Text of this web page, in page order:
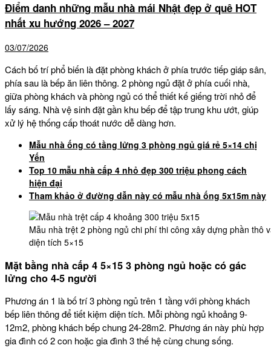
Điểm danh những mẫu nhà mái Nhật đẹp ở quê HOT
nhất xu hướng 2026 – 2027
03/07/2026
Cách bố trí phổ biến là đặt phòng khách ở phía trước tiếp giáp sân,
phía sau là bếp ăn liên thông. 2 phòng ngủ đặt ở phía cuối nhà,
giữa phòng khách và phòng ngủ có thể thiết kế giếng trời nhỏ để
lấy sáng. Nhà vệ sinh đặt gần khu bếp để tập trung khu ướt, giúp
xử lý hệ thống cấp thoát nước dễ dàng hơn.
Mẫu nhà ống có tầng lửng 3 phòng ngủ giá rẻ 5×14 chị
Yến
Top 10 mẫu nhà cấp 4 nhỏ đẹp 300 triệu phong cách
hiện đại
Tham khảo ở đường dẫn này có mẫu nhà ống 5x15m này
Mẫu nhà trệt 2 phòng ngủ chi phí thi công xây dựng phần thô
diện tích 5×15
Mặt bằng nhà cấp 4 5×15 3 phòng ngủ hoặc có gác
lửng cho 4-5 người
Phương án 1 là bố trí 3 phòng ngủ trên 1 tầng với phòng khách
bếp liên thông để tiết kiệm diện tích. Mỗi phòng ngủ khoảng 9-
12m2, phòng khách bếp chung 24-28m2. Phương án này phù hợp
gia đình có 2 con hoặc gia đình 3 thế hệ cùng chung sống.